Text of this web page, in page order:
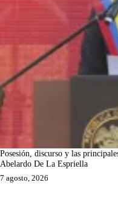
Posesión, discurso y las
Abelardo De La Espriella
7 agosto, 2026